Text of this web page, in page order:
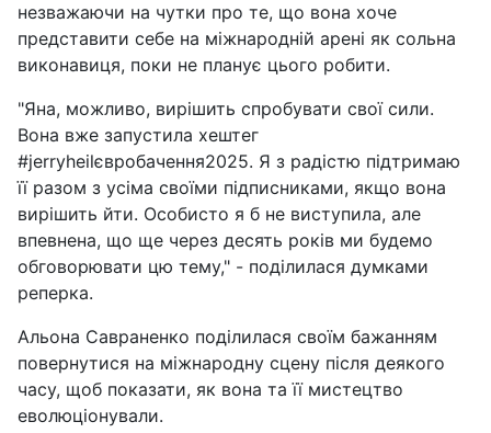
незважаючи на чутки про те, що вона хоче
представити себе на міжнародній арені як сольна
виконавиця, поки не планує цього робити.
"Яна, можливо, вирішить спробувати свої сили.
Вона вже запустила хештег
#jerryheilєвробачення2025. Я з радістю підтримаю
її разом з усіма своїми підписниками, якщо вона
вирішить йти. Особисто я б не виступила, але
впевнена, що ще через десять років ми будемо
обговорювати цю тему," - поділилася думками
реперка.
Альона Савраненко поділилася своїм бажанням
повернутися на міжнародну сцену після деякого
часу, щоб показати, як вона та її мистецтво
еволюціонували.